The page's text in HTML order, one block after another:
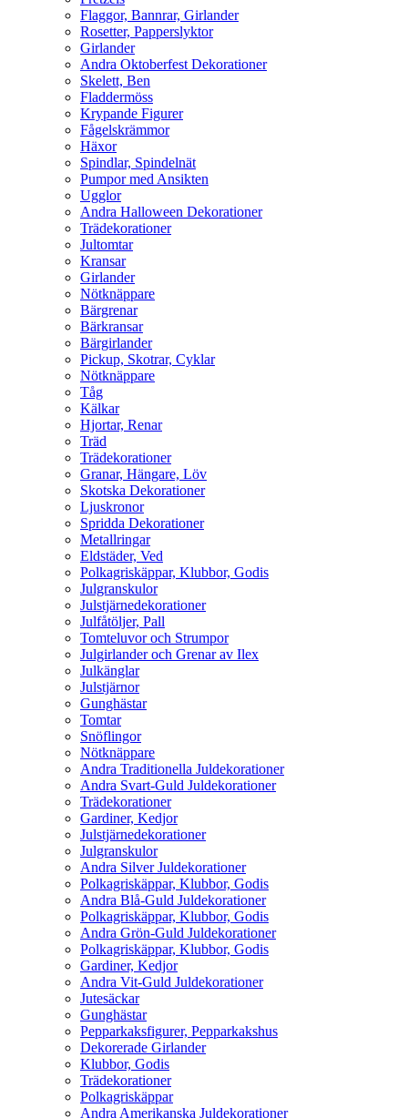
Flaggor, Bannrar, Girlander
Rosetter, Papperslyktor
Girlander
Andra Oktoberfest Dekorationer
Skelett, Ben
Fladdermöss
Krypande Figurer
Fågelskrämmor
Häxor
Spindlar, Spindelnät
Pumpor med Ansikten
Ugglor
Andra Halloween Dekorationer
Trädekorationer
Jultomtar
Kransar
Girlander
Nötknäppare
Bärgrenar
Bärkransar
Bärgirlander
Pickup, Skotrar, Cyklar
Nötknäppare
Tåg
Kälkar
Hjortar, Renar
Träd
Trädekorationer
Granar, Hängare, Löv
Skotska Dekorationer
Ljuskronor
Spridda Dekorationer
Metallringar
Eldstäder, Ved
Polkagriskäppar, Klubbor, Godis
Julgranskulor
Julstjärnedekorationer
Julfåtöljer, Pall
Tomteluvor och Strumpor
Julgirlander och Grenar av Ilex
Julkänglar
Julstjärnor
Gunghästar
Tomtar
Snöflingor
Nötknäppare
Andra Traditionella Juldekorationer
Andra Svart-Guld Juldekorationer
Trädekorationer
Gardiner, Kedjor
Julstjärnedekorationer
Julgranskulor
Andra Silver Juldekorationer
Polkagriskäppar, Klubbor, Godis
Andra Blå-Guld Juldekorationer
Polkagriskäppar, Klubbor, Godis
Andra Grön-Guld Juldekorationer
Polkagriskäppar, Klubbor, Godis
Gardiner, Kedjor
Andra Vit-Guld Juldekorationer
Jutesäckar
Gunghästar
Pepparkaksfigurer, Pepparkakshus
Dekorerade Girlander
Klubbor, Godis
Trädekorationer
Polkagriskäppar
Andra Amerikanska Juldekorationer